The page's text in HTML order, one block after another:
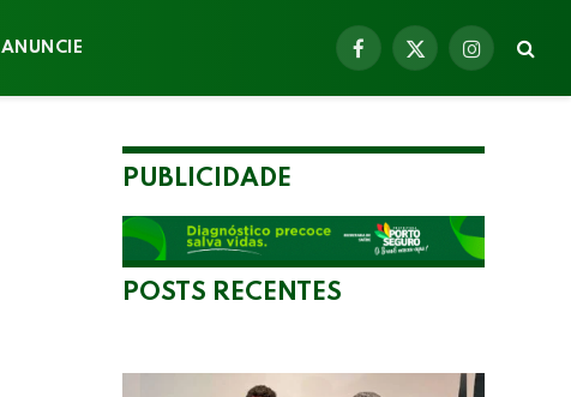
ANUNCIE
Facebook
X
Instagram
PUBLICIDADE
POSTS RECENTES